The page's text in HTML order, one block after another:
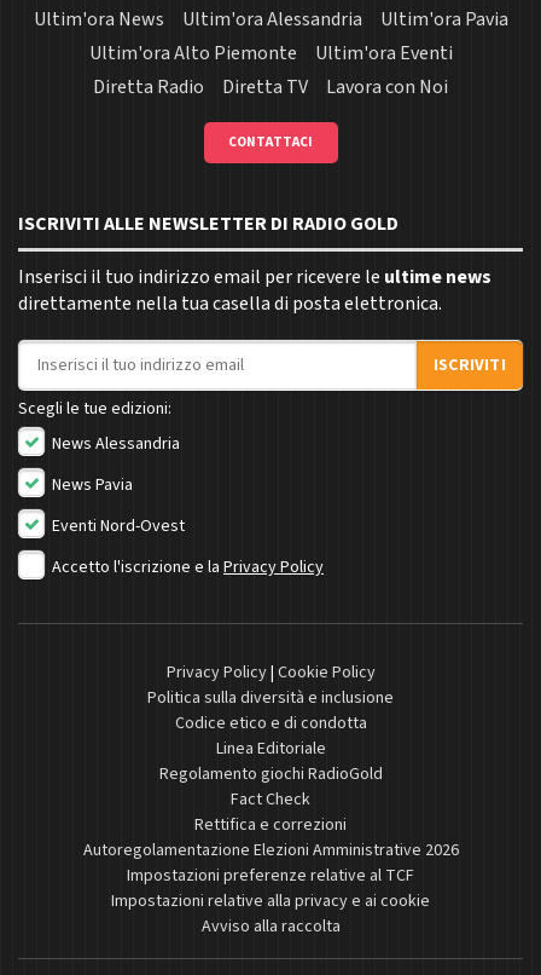
Ultim'ora News
Ultim'ora Alessandria
Ultim'ora Pavia
Ultim'ora Alto Piemonte
Ultim'ora Eventi
Diretta Radio
Diretta TV Lavora con Noi
CONTATTACI
ISCRIVITI ALLE NEWSLETTER DI RADIO GOLD
Inserisci il tuo indirizzo email per ricevere le ultime news
direttamente nella tua casella di posta elettronica.
Indirizzo email
ISCRIVITI
Scegli le tue edizioni:
News Alessandria
News Pavia
Eventi Nord-Ovest
Accetto l'iscrizione e la Privacy Policy
Privacy Policy| Cookie Policy
Politica sulla diversità e inclusione
Codice etico e di condotta
Linea Editoriale
Regolamento giochi RadioGold
Fact Check
Rettifica e correzioni
Autoregolamentazione Elezioni Amministrative 2026
Impostazioni preferenze relative al TCF
Impostazioni relative alla privacy e ai cookie
Avviso alla raccolta